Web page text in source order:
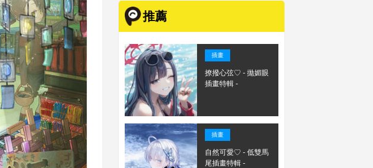
推薦
插畫
撩撥心弦♡ - 拋媚眼
插畫特輯 -
插畫
自然可愛♡ - 低雙馬
尾插畫特輯 -